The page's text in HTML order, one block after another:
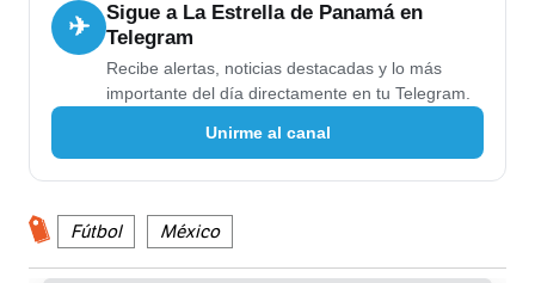
✈
Sigue a La Estrella de Panamá en
Telegram
Recibe alertas, noticias destacadas y lo más
importante del día directamente en tu Telegram.
Unirme al canal
Fútbol México